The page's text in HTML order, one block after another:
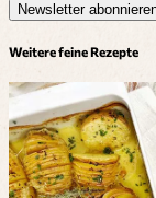
Newsletter
Weitere feine Rezepte